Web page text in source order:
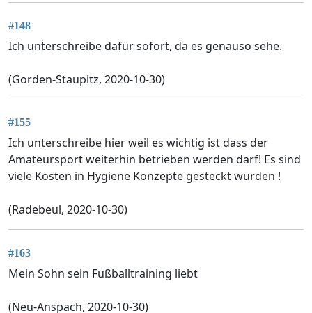
#148
Ich unterschreibe dafür sofort, da es genauso sehe.
(Gorden-Staupitz, 2020-10-30)
#155
Ich unterschreibe hier weil es wichtig ist dass der
Amateursport weiterhin betrieben werden darf! Es sind
viele Kosten in Hygiene Konzepte gesteckt wurden !
(Radebeul, 2020-10-30)
#163
Mein Sohn sein Fußballtraining liebt
(Neu-Anspach, 2020-10-30)